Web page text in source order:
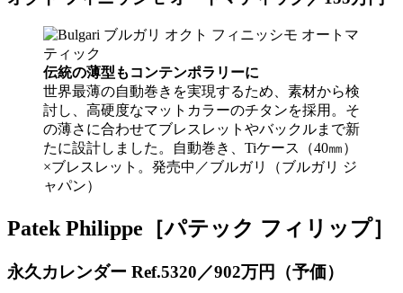
伝統の薄型もコンテンポラリーに
世界最薄の自動巻きを実現するため、素材から検
討し、高硬度なマットカラーのチタンを採用。そ
の薄さに合わせてブレスレットやバックルまで新
たに設計しました。自動巻き、Tiケース（40㎜）
×ブレスレット。発売中／ブルガリ（ブルガリ ジ
ャパン）
Patek Philippe［パテック フィリップ］
永久カレンダー Ref.5320／902万円（予価）